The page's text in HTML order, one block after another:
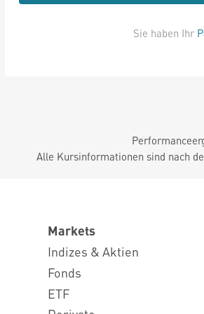
Sie haben Ihr
Alle Kursinformationen sind nach
Markets
Indizes & Aktien
Fonds
ETF